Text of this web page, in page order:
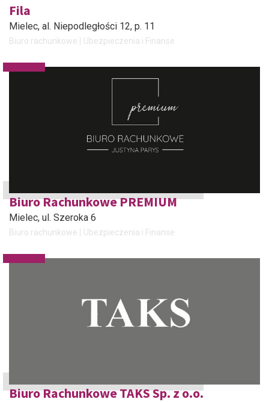
Fila
Mielec, al. Niepodległości 12, p. 11
Biuro rachunkowe Ubezpieczenia i Finanse
Biuro Rachunkowe PREMIUM
Mielec, ul. Szeroka 6
Biuro rachunkowe Ubezpieczenia i Finanse
Biuro Rachunkowe TAKS Sp. z o.o.